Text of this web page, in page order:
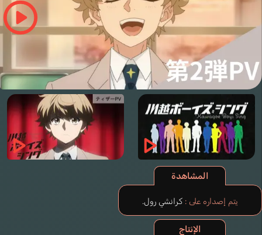
المشاهدة
يتم إصداره على : كرانشي رول.
الإنتاج